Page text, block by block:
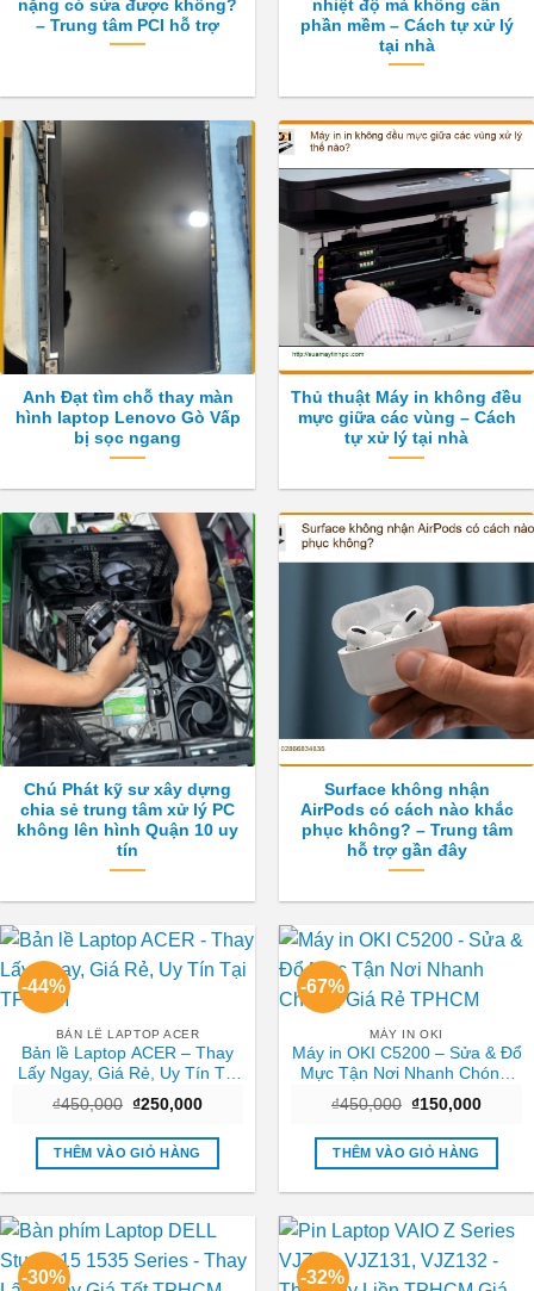
– Trung tâm PCI hỗ trợ
phần mềm – Cách tự xử lý
tại nhà
Anh Đạt tìm chỗ thay màn
hình laptop Lenovo Gò Vấp
bị sọc ngang
Thủ thuật Máy in không đều
mực giữa các vùng – Cách
tự xử lý tại nhà
Chú Phát kỹ sư xây dựng
chia sẻ trung tâm xử lý PC
không lên hình Quận 10 uy
tín
Surface không nhận
AirPods có cách nào khắc
phục không? – Trung tâm
hỗ trợ gần đây
-44%
BẢN LỀ LAPTOP ACER
Bản lề Laptop ACER – Thay
Lấy Ngay, Giá Rẻ, Uy Tín Tại
₫450,000 Giá
là:
₫450,000.
₫250,000Giá
tại
₫250,000.
THÊM VÀO GIỎ HÀNG
-67%
MÁY IN OKI
Máy in OKI C5200 – Sửa & Đổ
Mực Tận Nơi Nhanh Chóng,
₫450,000 Giá
là:
₫450,000.
₫150,000Giá
tại
THÊM VÀO GIỎ HÀNG
-30% -32%